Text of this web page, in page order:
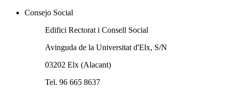
Consejo Social
Edifici Rectorat i Consell Social
Avinguda de la Universitat d'Elx, S/N
03202 Elx (Alacant)
Tel. 96 665 8637